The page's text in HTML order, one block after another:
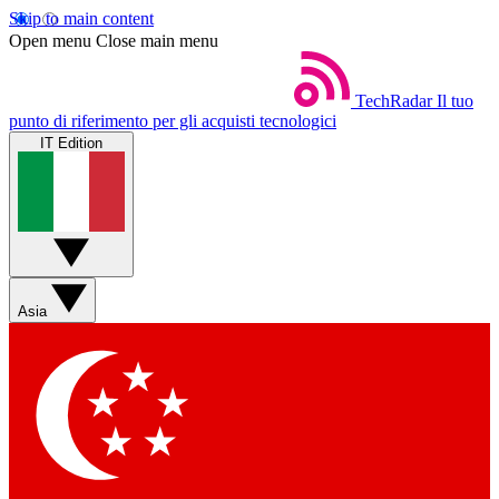
Skip to main content
Open menu Close main menu
TechRadar Il tuo
punto di riferimento per gli acquisti tecnologici
IT Edition
Asia